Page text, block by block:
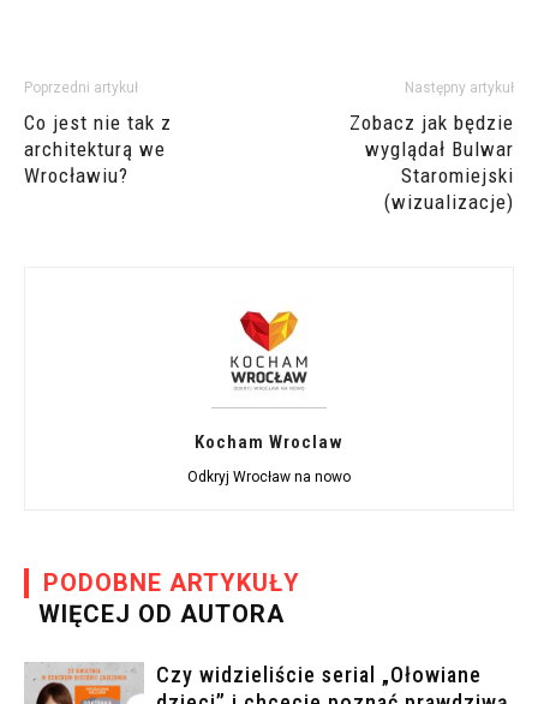
Poprzedni artykuł
Co jest nie tak z
architekturą we
Wrocławiu?
Następny artykuł
Zobacz jak będzie
wyglądał Bulwar
Staromiejski
(wizualizacje)
Kocham Wroclaw
Odkryj Wrocław na nowo
PODOBNE ARTYKUŁY
WIĘCEJ OD AUTORA
Czy widzieliście serial „Ołowiane